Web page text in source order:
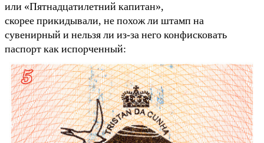
или «Пятнадцатилетний капитан»,
скорее прикидывали, не похож ли штамп на
сувенирный и нельзя ли из-за него конфисковать
паспорт как испорченный: